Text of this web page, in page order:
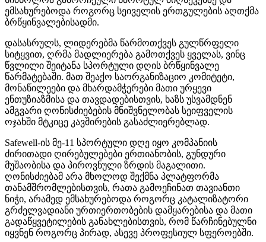
ემსახურებოდა როგორც სეიველის ერთგულების აღთქმა
ბრწყინვალებისადმი.
დასასრულს, ლიდერებმა წარმოთქვეს გულწრფელი
სიტყვით, ღრმა მადლიერება გამოთქვეს ყველას, ვინც
წვლილი შეიტანა სპორტული დღის ბრწყინვალე
წარმატებაში. მათ შეაქო საორგანიზაციო კომიტეტი,
მონაწილეები და მხარდამჭერები მათი ურყევი
ენთუზიაზმისა და თავდადებისთვის, ხაზს უსვამდნენ
ამგვარი ღონისძიებების მნიშვნელობას სეიფველის
ოჯახში მტკიცე კავშირების გასაძლიერებლად.
Safewell-ის მე-11 სპორტული დღე იყო კომპანიის
ძირითადი ღირებულებები ერთიანობის, გუნდური
მუშაობისა და პიროვნული ზრდის მაგალითი.
ღონისძიებამ არა მხოლოდ შექმნა პლატფორმა
თანამშრომლებისთვის, რათა გამოეჩინათ თავიანთი
ნიჭი, არამედ ემსახურებოდა როგორც კატალიზატორი
გრძელვადიანი ურთიერთობების დამყარებისა და მათი
გადაწყვეტილების განახლებისთვის, რომ წარჩინებულნი
იყვნენ როგორც პირად, ასევე პროფესიულ სფეროებში.